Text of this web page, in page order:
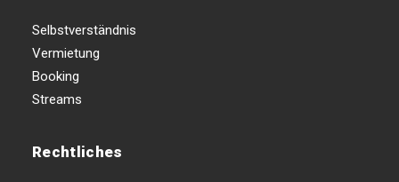
Selbstverständnis
Vermietung
Booking
Streams
Rechtliches